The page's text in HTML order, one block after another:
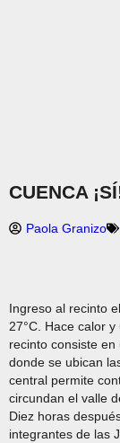
CUENCA
Paola Granizo
Ingreso al recinto
27°C. Hace calor
recinto consiste
donde se ubican
central permite
circundan el valle
Diez horas
integrantes de las